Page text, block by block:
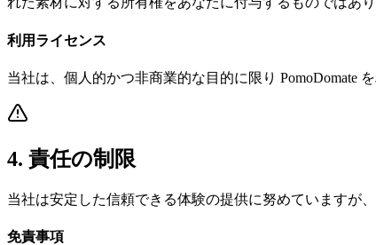
利用ライセンス
当社は、個人的かつ非商業的な目的に限り PomoDomate
4. 責任の制限
当社は安定した信頼できる体験の提供に努めていますが
免責事項